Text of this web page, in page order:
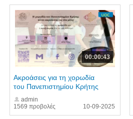
00:00:43
1569 προβολές
Ακροάσεις για τη χορωδία
του Πανεπιστημίου Κρήτης
admin
10-09-2025